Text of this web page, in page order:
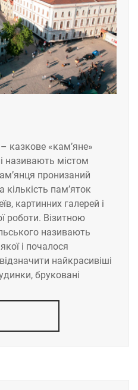
казкове «кам’яне»
називають містом
пронизаний
кількість пам’яток
картинних галерей і
роботи. Візитною
називають
і почалося
найкрасивіші
бруковані